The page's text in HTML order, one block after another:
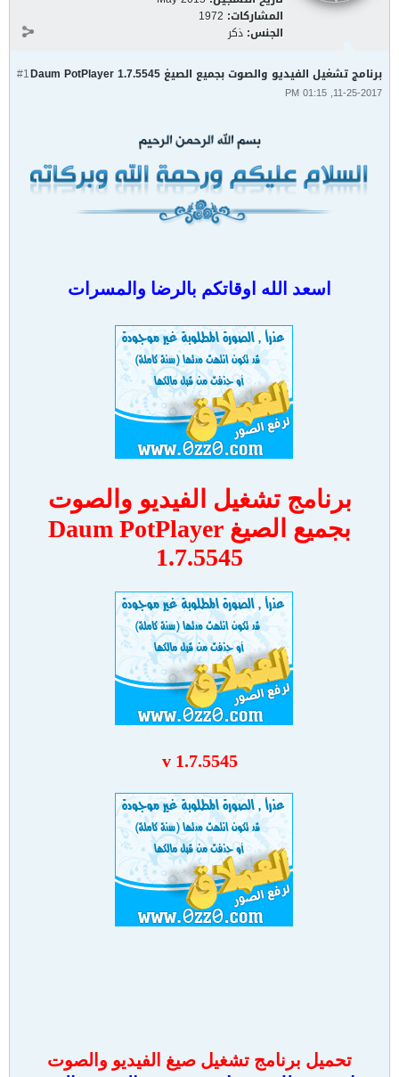
المشاركات: 1972
الجنس: ذكر
#1 برنامج تشغيل الفيديو والصوت بجميع الصيغ Daum PotPlayer 1.7.5545
11-25-2017, 01:15 PM
اسعد الله اوقاتكم بالرضا والمسرات
برنامج تشغيل الفيديو والصوت
بجميع الصيغ Daum PotPlayer
1.7.5545
v 1.7.5545
تحميل برنامج تشغيل صيغ الفيديو والصوت